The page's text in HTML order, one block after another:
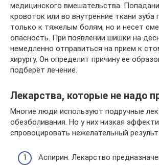
медицинского вмешательства.
кровоток или во внутренние ткани зуба
только к тяжелым болям, но и несет
опасность. При появлении шишки на
немедленно отправиться на прием к
хирургу. Он определит причину ее
подберёт лечение.
Лекарства, которые не надо
Многие люди используют подручные
обезболивания. Но у них низкая
спровоцировать нежелательный
Аспирин. Лекарство